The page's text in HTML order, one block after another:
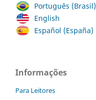
Português (Brasil)
English
Español (España)
Informações
Para Leitores